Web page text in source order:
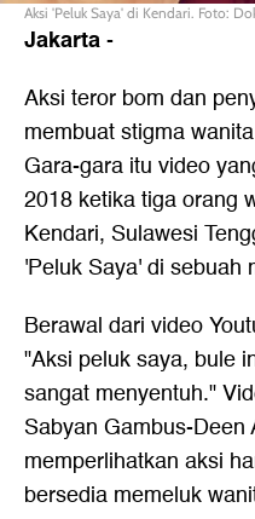
Aksi 'Peluk Saya' di Kendari. Foto:
Jakarta-
Aksi teror bom dan
membuat stigma
Gara-gara itu video
2018 ketika tiga orang
Kendari, Sulawesi
'Peluk Saya' di sebuah
Berawal dari video
"Aksi peluk saya, bule
sangat menyentuh."
Sabyan Gambus-Deen
memperlihatkan aksi
bersedia memeluk